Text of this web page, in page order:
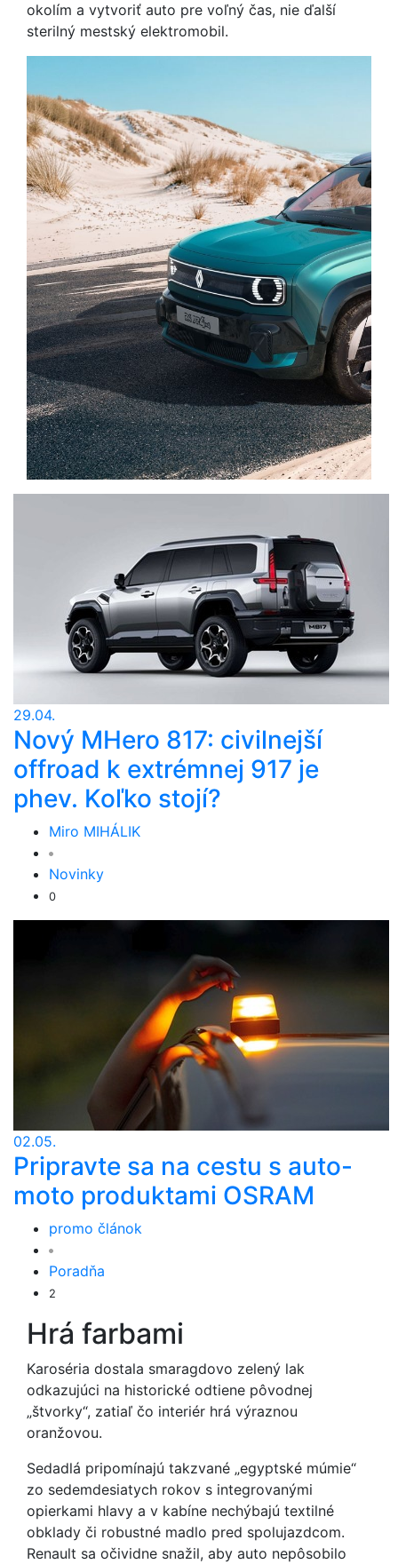
okolím a vytvoriť auto pre voľný čas, nie ďalší
sterilný mestský elektromobil.
29.04.
Nový MHero 817: civilnejší
offroad k extrémnej 917 je
phev. Koľko stojí?
Miro MIHÁLIK
Novinky
0
02.05.
Pripravte sa na cestu s auto-
moto produktami OSRAM
promo článok
Poradňa
2
Hrá farbami
Karoséria dostala smaragdovo zelený lak
odkazujúci na historické odtiene pôvodnej
„štvorky“, zatiaľ čo interiér hrá výraznou
oranžovou.
Sedadlá pripomínajú takzvané „egyptské múmie“
zo sedemdesiatych rokov s integrovanými
opierkami hlavy a v kabíne nechýbajú textilné
obklady či robustné madlo pred spolujazdcom.
Renault sa očividne snažil, aby auto nepôsobilo